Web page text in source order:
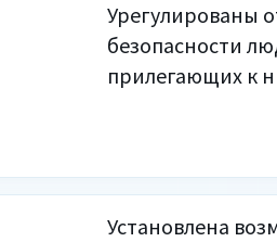
Урегулированы
безопасности
прилегающих к
Установлена